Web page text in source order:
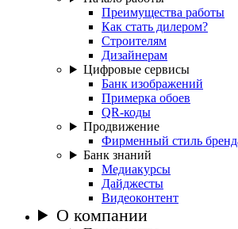
Преимущества работы
Как стать дилером?
Строителям
Дизайнерам
Цифровые сервисы
Банк изображений
Примерка обоев
QR-коды
Продвижение
Фирменный стиль
Банк знаний
Медиакурсы
Дайджесты
Видеоконтент
О компании